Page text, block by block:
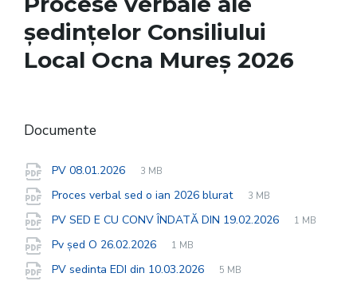
ședințelor Consiliului
Local Ocna Mureș 2026
Documente
PV 08.01.2026
File
pdf
File
3 MB
Proces verbal sed o ian 2026 blurat
File
pdf
File
3 MB
PV SED E CU CONV ÎNDATĂ DIN 19.02.2026
File
pdf
File
1 MB
Pv șed O 26.02.2026
File
pdf
File
1 MB
PV sedinta EDI din 10.03.2026
File
pdf
File
5 MB